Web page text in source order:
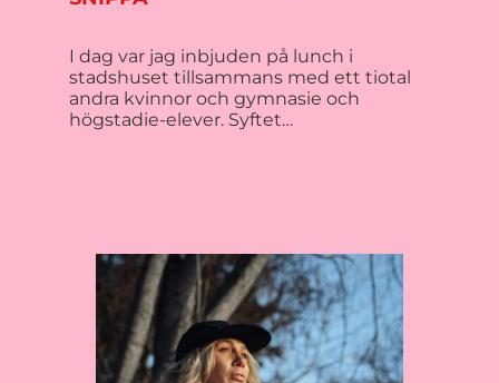
I dag var jag inbjuden på lunch i
stadshuset tillsammans med ett tiotal
andra kvinnor och gymnasie och
högstadie-elever. Syftet…